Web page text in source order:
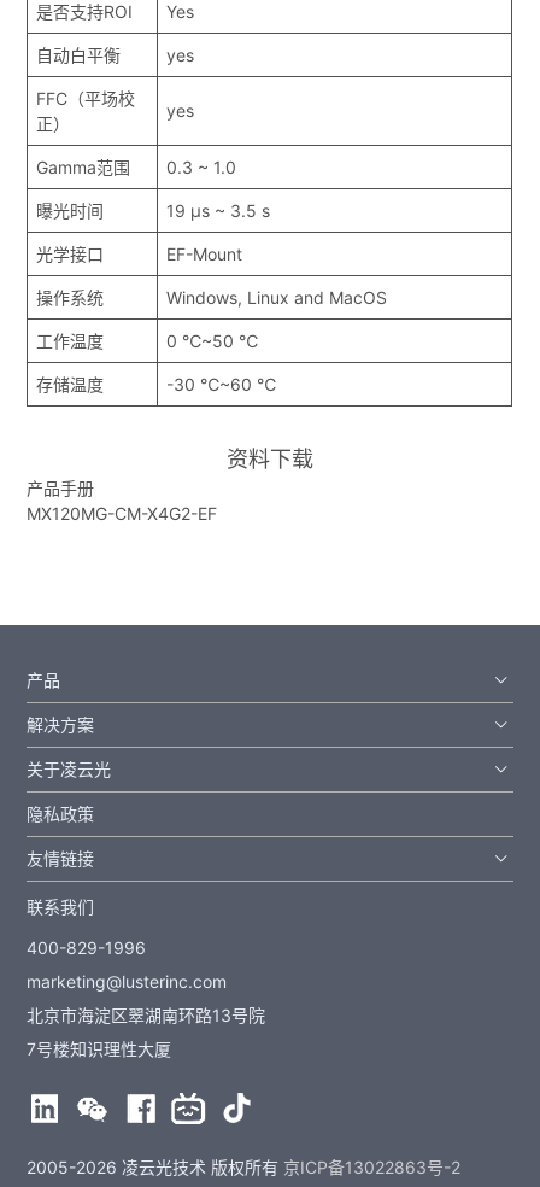
是否支持ROI Yes
自动白平衡 yes
FFC（平场校
正）
yes
Gamma范围 0.3 ~ 1.0
曝光时间 19 μs ~ 3.5 s
光学接口 EF-Mount
操作系统 Windows, Linux and MacOS
工作温度 0 ℃~50 ℃
存储温度 -30 ℃~60 ℃
资料下载
产品手册
MX120MG-CM-X4G2-EF
产品
解决方案
关于凌云光
隐私政策
友情链接
联系我们
400-829-1996
marketing@lusterinc.com
北京市海淀区翠湖南环路13号院
7号楼知识理性大厦
2005-2026 凌云光技术 版权所有 京ICP备13022863号-2